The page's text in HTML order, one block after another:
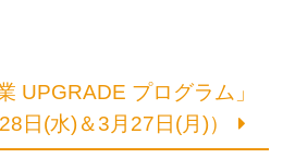
UPGRADE プログラム」
日(水)＆3月27日(月)）